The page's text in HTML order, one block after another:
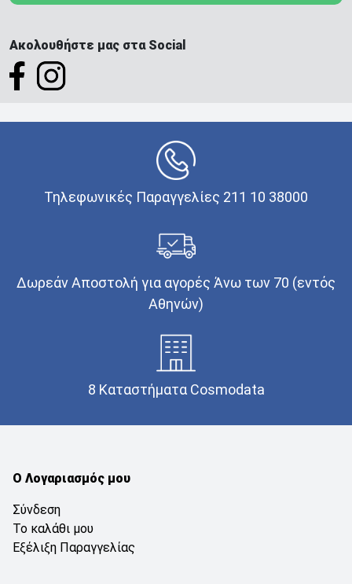
Ακολουθήστε μας στα Social
Τηλεφωνικές Παραγγελίες 211 10 38000
Δωρεάν Αποστολή για αγορές Άνω των 70 (εντός
Αθηνών)
8 Καταστήματα Cosmodata
Ο Λογαριασμός μου
Σύνδεση
Το καλάθι μου
Εξέλιξη Παραγγελίας